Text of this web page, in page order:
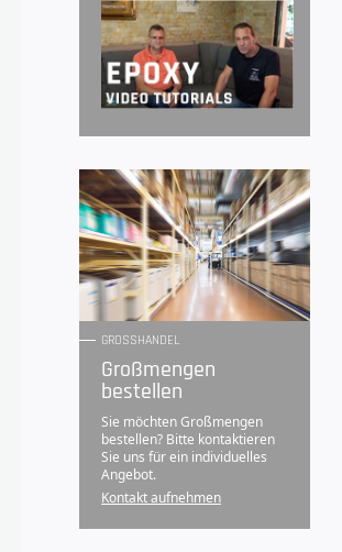
GROSSHANDEL
Großmengen
bestellen
Sie möchten Großmengen
bestellen? Bitte kontaktieren
Sie uns für ein individuelles
Angebot.
Kontakt aufnehmen